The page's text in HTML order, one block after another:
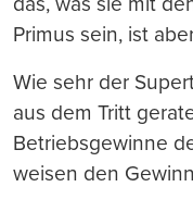
Primus sein, ist
Wie sehr der
aus dem Tritt
Betriebsgewinne
weisen den